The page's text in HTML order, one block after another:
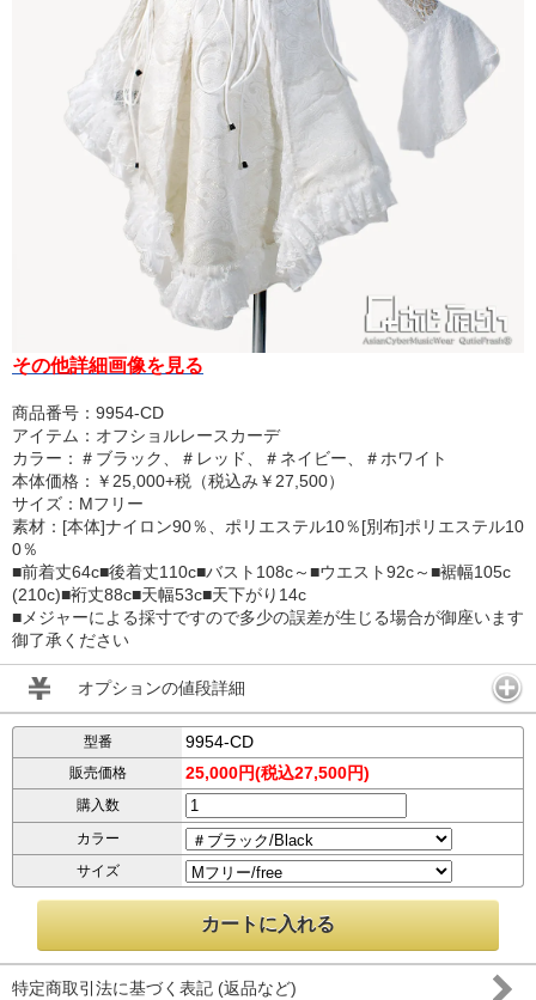
その他詳細画像を見る
商品番号：9954-CD
アイテム：オフショルレースカーデ
カラー：＃ブラック、＃レッド、＃ネイビー、＃ホワイト
本体価格：￥25,000+税（税込み￥27,500）
サイズ：Mフリー
素材：[本体]ナイロン90％、ポリエステル10％[別布]ポリエステル10
0％
■前着丈64c■後着丈110c■バスト108c～■ウエスト92c～■裾幅105c
(210c)■裄丈88c■天幅53c■天下がり14c
■メジャーによる採寸ですので多少の誤差が生じる場合が御座います
御了承ください
オプションの値段詳細
型番 9954-CD
販売価格 25,000円(税込27,500円)
購入数
カラー
サイズ
特定商取引法に基づく表記 (返品など)